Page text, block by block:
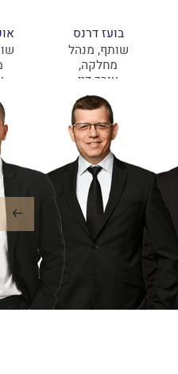
בועז דרנס
שותף, מנהל
מחלקה,
עורך דין